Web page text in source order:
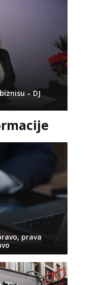
– DJ
prava